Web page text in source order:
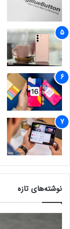
نوشته‌های تازه